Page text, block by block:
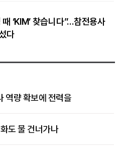
‘KIM’ 찾습니다”…참전용사
다
역량 확보에 전력을
도 물 건너가나